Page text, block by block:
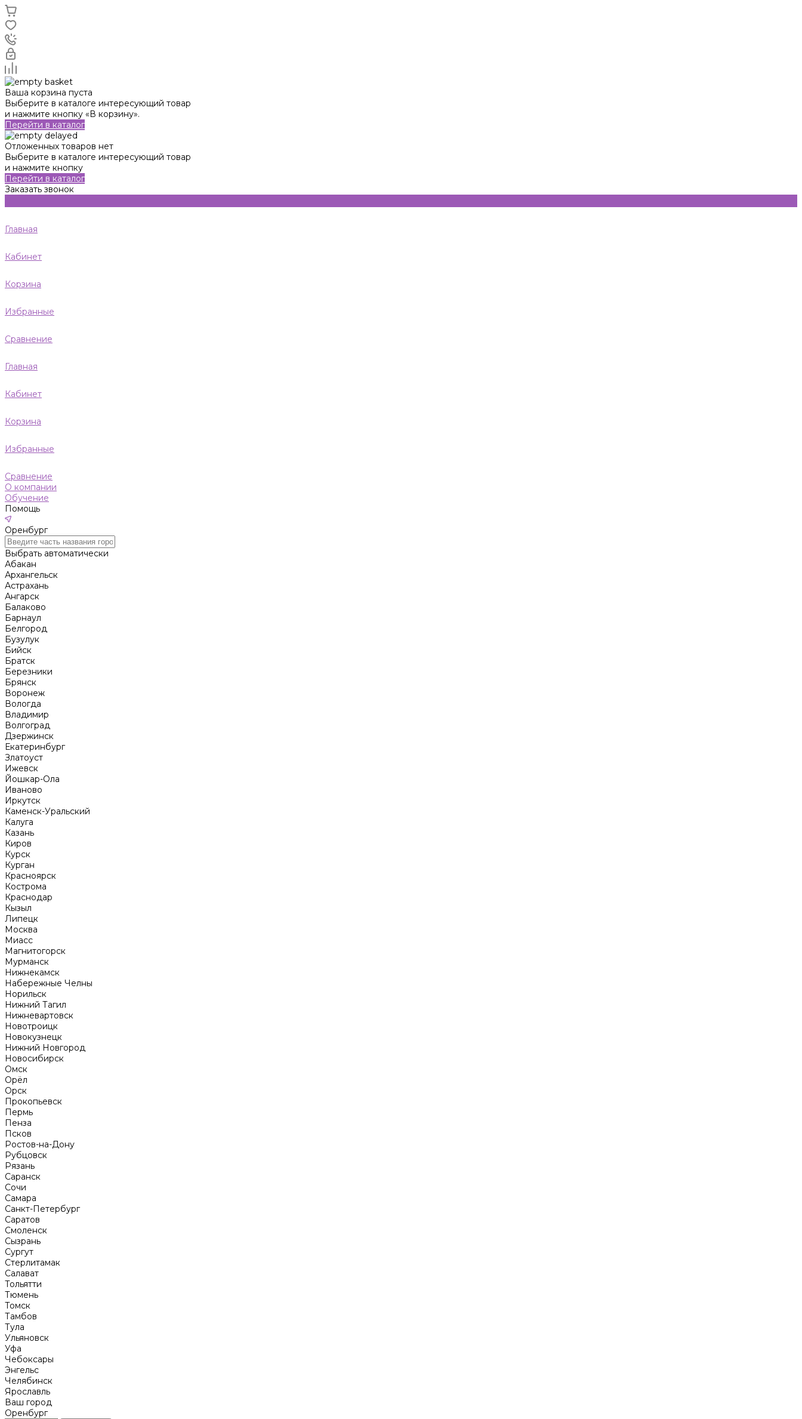
Ваша корзина пуста
Выберите в каталоге интересующий товар
и нажмите кнопку «В корзину».
Перейти в каталог
Отложенных товаров нет
Выберите в каталоге интересующий товар
и нажмите кнопку
Перейти в каталог
Заказать звонок
Главная
Кабинет
Корзина
Избранные
Сравнение
Главная
Кабинет
Корзина
Избранные
Сравнение
О компании
Обучение
Помощь
Оренбург
Выбрать автоматически
Абакан
Архангельск
Астрахань
Ангарск
Балаково
Барнаул
Белгород
Бузулук
Бийск
Братск
Березники
Брянск
Воронеж
Вологда
Владимир
Волгоград
Дзержинск
Екатеринбург
Златоуст
Ижевск
Йошкар-Ола
Иваново
Иркутск
Каменск-Уральский
Калуга
Казань
Киров
Курск
Курган
Красноярск
Кострома
Краснодар
Кызыл
Липецк
Москва
Миасс
Магнитогорск
Мурманск
Нижнекамск
Набережные Челны
Норильск
Нижний Тагил
Нижневартовск
Новотроицк
Новокузнецк
Нижний Новгород
Новосибирск
Омск
Орёл
Орск
Прокопьевск
Пермь
Пенза
Псков
Ростов-на-Дону
Рубцовск
Рязань
Саранск
Сочи
Самара
Санкт-Петербург
Саратов
Смоленск
Сызрань
Сургут
Стерлитамак
Салават
Тольятти
Тюмень
Томск
Тамбов
Тула
Ульяновск
Уфа
Чебоксары
Энгельс
Челябинск
Ярославль
Ваш город
Оренбург